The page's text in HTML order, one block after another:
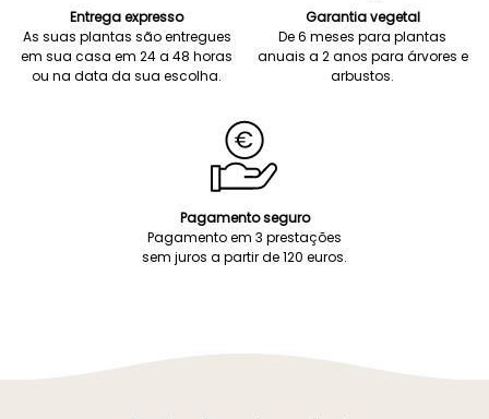
Entrega expresso
As suas plantas são entregues
em sua casa em 24 a 48 horas
ou na data da sua escolha.
Garantia vegetal
De 6 meses para plantas
anuais a 2 anos para árvores e
arbustos.
Pagamento seguro
Pagamento em 3 prestações
sem juros a partir de 120 euros.